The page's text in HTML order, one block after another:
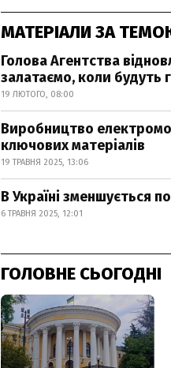
МАТЕРІАЛИ ЗА
Голова Агентства
залатаємо, коли будуть
19 ЛЮТОГО, 08:00
Виробництво
ключових матеріалів
19 ТРАВНЯ 2025, 13:06
В Україні зменшується
6 ТРАВНЯ 2025, 12:01
ГОЛОВНЕ СЬОГОДНІ